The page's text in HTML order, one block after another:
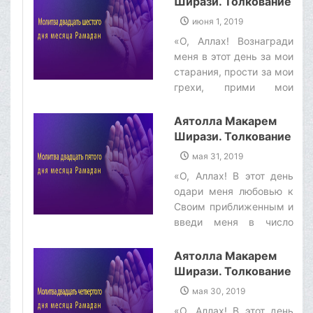
мои извинения, удали от
меня грехи и их
последствия, о,
Благосклонный к Своим
праведным рабам!»‌
молитвы двадцать
Рамадан
июня 1, 2019
«О, Аллах! Вознагради
меня в этот день за мои
старания, прости за мои
грехи, прими мои
недостатки мои, о,
самый слышащий из
слышащих!»‌
Аятолла Макарем
Ширази. Толкование
молитвы двадцать
Рамадан
мая 31, 2019
«О, Аллах! В этот день
одари меня любовью к
Своим приближенным и
введи меня в число
Твоими. Помоги мне
следовать сунне
Последнего из Твоих
Пророков, о, защитник
Аятолла Макарем
Ширази. Толкование
молитвы двадцать
мая 30, 2019
«О, Аллах! В этот день